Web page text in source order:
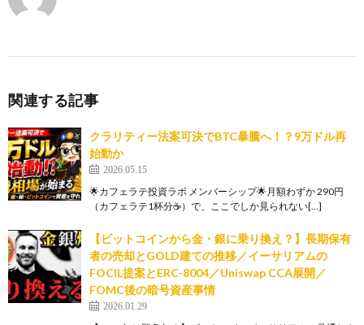
関連する記事
クラリティー法案可決でBTC暴騰へ！？9万ドル再
始動か
2026.05.15
🌟カフェラテ投資ラボ メンバーシップ🌟月額わずか 290円
（カフェラテ1杯分☕）で、ここでしか見られない[…]
【ビットコインから金・銀に乗り換え？】長期保有
者の売却とGOLD建ての推移／イーサリアムの
FOCIL提案とERC-8004／Uniswap CCA展開／
FOMC後の暗号資産事情
2026.01.29